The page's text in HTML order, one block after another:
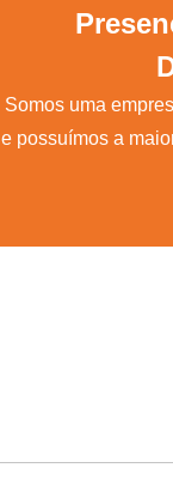
Somos uma
e possuímos a